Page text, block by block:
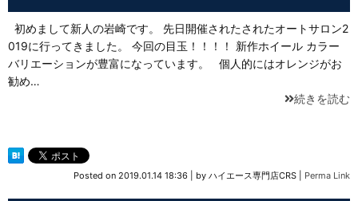
初めまして新人の岩崎です。 先日開催されたされたオートサロン2
019に行ってきました。 今回の目玉！！！！ 新作ホイール カラー
バリエーションが豊富になっています。 個人的にはオレンジがお
勧め…
続きを読む
Posted on 2019.01.14 18:36 by ハイエース専門店CRS Perma Link